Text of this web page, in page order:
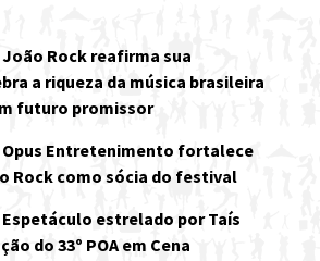
João Rock reafirma sua
a riqueza da música brasileira
futuro promissor
Opus Entretenimento fortalece
Rock como sócia do festival
Espetáculo estrelado por Taís
do 33º POA em Cena